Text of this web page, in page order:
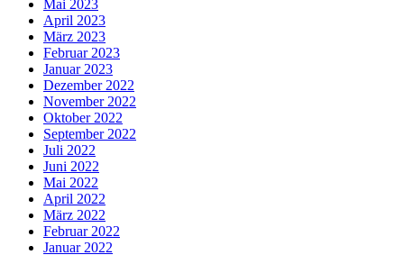
Mai 2023
April 2023
März 2023
Februar 2023
Januar 2023
Dezember 2022
November 2022
Oktober 2022
September 2022
Juli 2022
Juni 2022
Mai 2022
April 2022
März 2022
Februar 2022
Januar 2022